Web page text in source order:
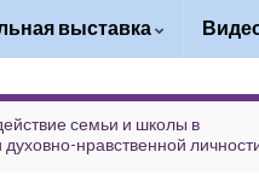
выставка
семьи и школы в
духовно-нравственной